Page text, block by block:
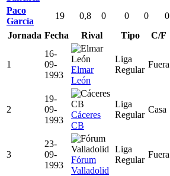
Paco
García
19 0,8 0 0 0 0
Jornada Fecha Rival Tipo C/F
1
16-
09-
1993
Elmar
León
Liga
Regular
Fuera
2
19-
09-
1993
Cáceres
CB
Liga
Regular
Casa
3
23-
09-
1993
Fórum
Valladolid
Liga
Regular
Fuera